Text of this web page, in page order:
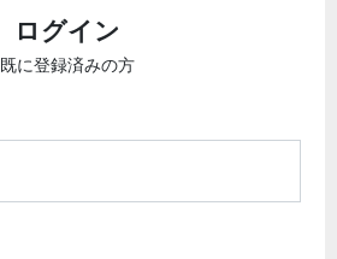
ログイン
既に登録済みの方